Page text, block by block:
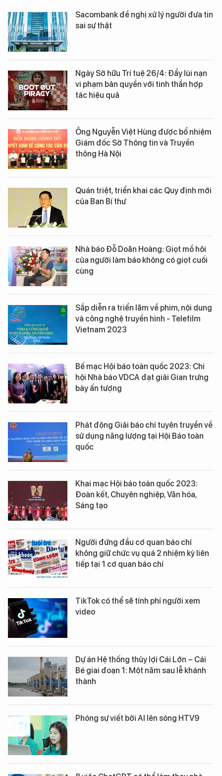
Sacombank đề nghị xử lý người đưa tin
sai sự thật
Ngày Sở hữu Trí tuệ 26/4: Đẩy lùi nạn
vi phạm bản quyền với tinh thần hợp
tác hiệu quả
Ông Nguyễn Việt Hùng được bổ nhiệm
Giám đốc Sở Thông tin và Truyền
thông Hà Nội
Quán triệt, triển khai các Quy định mới
của Ban Bí thư
Nhà báo Đỗ Doãn Hoàng: Giọt mồ hôi
của người làm báo không có giọt cuối
cùng
Sắp diễn ra triển lãm về phim, nội dung
và công nghệ truyền hình - Telefilm
Vietnam 2023
Bế mạc Hội báo toàn quốc 2023: Chi
hội Nhà báo VDCA đạt giải Gian trưng
bày ấn tượng
Phát động Giải báo chí tuyên truyền về
sử dụng năng lượng tại Hội Báo toàn
quốc
Khai mạc Hội báo toàn quốc 2023:
Đoàn kết, Chuyên nghiệp, Văn hóa,
Sáng tạo
Người đứng đầu cơ quan báo chí
không giữ chức vụ quá 2 nhiệm kỳ liên
tiếp tại 1 cơ quan báo chí
TikTok có thể sẽ tính phí người xem
video
Dự án Hệ thống thủy lợi Cái Lớn – Cái
Bé giai đoạn 1: Một năm sau lễ khánh
thành
Phóng sự viết bởi AI lên sóng HTV9